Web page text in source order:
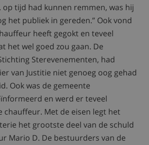
op tijd had kunnen remmen, was hij
het publiek in gereden.” Ook vond
heeft gegokt en teveel
het wel goed zou gaan. De
Sterevenementen, had
van Justitie niet genoeg oog gehad
Ook was de gemeente
en werd er teveel
chauffeur. Met de eisen legt het
het grootste deel van de schuld
Mario D. De bestuurders van de